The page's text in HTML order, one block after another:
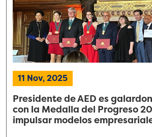
11 Nov, 2025
Presidente de AED es
con la Medalla del Progreso
impulsar modelos